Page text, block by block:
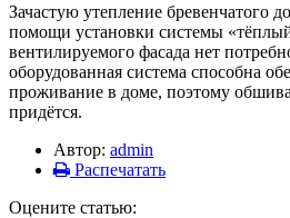
Зачастую утепление бревенчатого
помощи установки системы
вентилируемого фасада нет
оборудованная система способна
проживание в доме, поэтому
придётся.
Автор: admin
Распечатать
Оцените статью: